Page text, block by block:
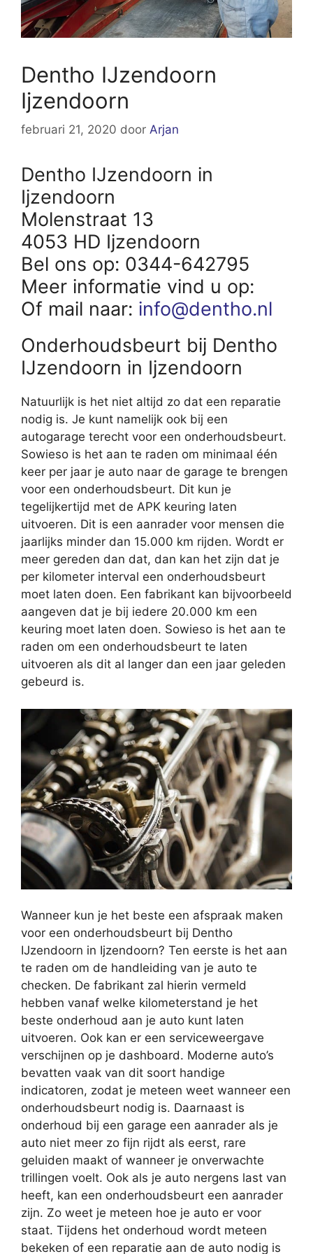
Dentho IJzendoorn
Ijzendoorn
februari 21, 2020 door Arjan
Dentho IJzendoorn in
Ijzendoorn
Molenstraat 13
4053 HD Ijzendoorn
Bel ons op: 0344-642795
Meer informatie vind u op:
Of mail naar: info@dentho.nl
Onderhoudsbeurt bij Dentho
IJzendoorn in Ijzendoorn
Natuurlijk is het niet altijd zo dat een reparatie
nodig is. Je kunt namelijk ook bij een
autogarage terecht voor een onderhoudsbeurt.
Sowieso is het aan te raden om minimaal één
keer per jaar je auto naar de garage te brengen
voor een onderhoudsbeurt. Dit kun je
tegelijkertijd met de APK keuring laten
uitvoeren. Dit is een aanrader voor mensen die
jaarlijks minder dan 15.000 km rijden. Wordt er
meer gereden dan dat, dan kan het zijn dat je
per kilometer interval een onderhoudsbeurt
moet laten doen. Een fabrikant kan bijvoorbeeld
aangeven dat je bij iedere 20.000 km een
keuring moet laten doen. Sowieso is het aan te
raden om een onderhoudsbeurt te laten
uitvoeren als dit al langer dan een jaar geleden
gebeurd is.
Wanneer kun je het beste een afspraak maken
voor een onderhoudsbeurt bij Dentho
IJzendoorn in Ijzendoorn? Ten eerste is het aan
te raden om de handleiding van je auto te
checken. De fabrikant zal hierin vermeld
hebben vanaf welke kilometerstand je het
beste onderhoud aan je auto kunt laten
uitvoeren. Ook kan er een serviceweergave
verschijnen op je dashboard. Moderne auto’s
bevatten vaak van dit soort handige
indicatoren, zodat je meteen weet wanneer een
onderhoudsbeurt nodig is. Daarnaast is
onderhoud bij een garage een aanrader als je
auto niet meer zo fijn rijdt als eerst, rare
geluiden maakt of wanneer je onverwachte
trillingen voelt. Ook als je auto nergens last van
heeft, kan een onderhoudsbeurt een aanrader
zijn. Zo weet je meteen hoe je auto er voor
staat. Tijdens het onderhoud wordt meteen
bekeken of een reparatie aan de auto nodig is